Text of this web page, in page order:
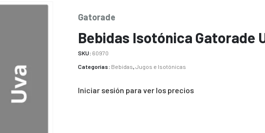
Gatorade
Bebidas Isotónica Gatorade
SKU: 60970
Categorías: Bebidas,Jugos e Isotónicas
Iniciar sesión para ver los precios